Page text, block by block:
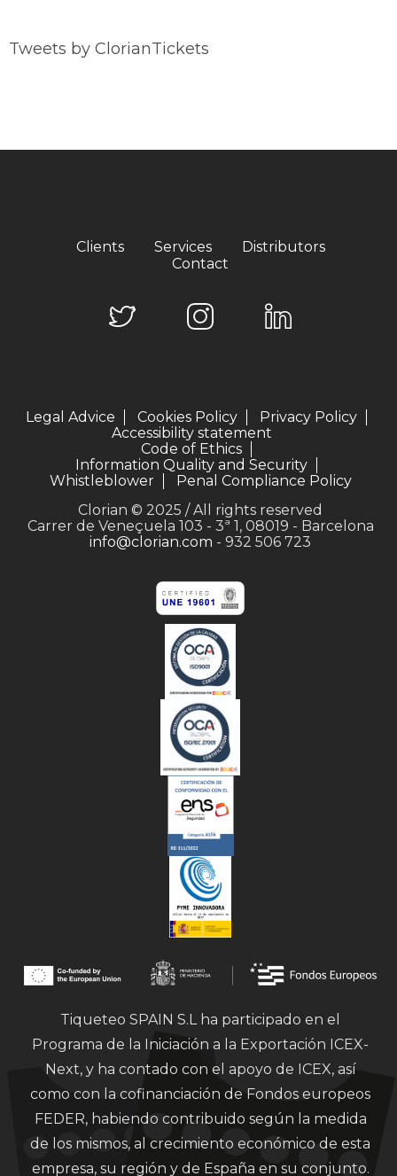
Tweets by ClorianTickets
Clients Services
Distributors
Contact
Legal Advice Cookies Policy
Privacy Policy
Accessibility statement
Code of Ethics
Information Quality and Security
Whistleblower
Penal Compliance Policy
Clorian © 2025 / All rights reserved
Carrer de Veneçuela 103 - 3ª 1, 08019 - Barcelona
info@clorian.com - 932 506 723
Tiqueteo SPAIN S.L ha participado en el
Programa de la Iniciación a la Exportación ICEX-
Next, y ha contado con el apoyo de ICEX, así
como con la cofinanciación de Fondos europeos
FEDER, habiendo contribuido según la medida
de los mismos, al crecimiento económico de esta
empresa, su región y de España en su conjunto.